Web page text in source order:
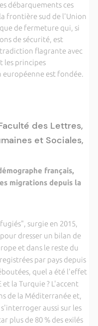
débarquements ces
frontière sud de l'Union
de fermeture qui, si
de sécurité, est
flagrante avec
les principes
est fondée.
des Lettres,
et Sociales,
français,
migrations depuis la
surgie en 2015,
dresser un bilan de
et dans le reste du
par pays depuis
quel a été l'effet
la Turquie ? L'accent
de la Méditerranée et,
aussi sur les
plus de 80 % des exilés